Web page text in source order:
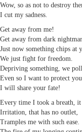
Wow, so as not to destroy
I cut my sadness.
Get away from me!
Get away from dark
Just now something chips at
We just fight for freedom.
Depriving something, we
Even so I want to protect
I will share your fate!
Every time I took a breath,
Irritation, that has no outlet,
Tramples me with such ease.